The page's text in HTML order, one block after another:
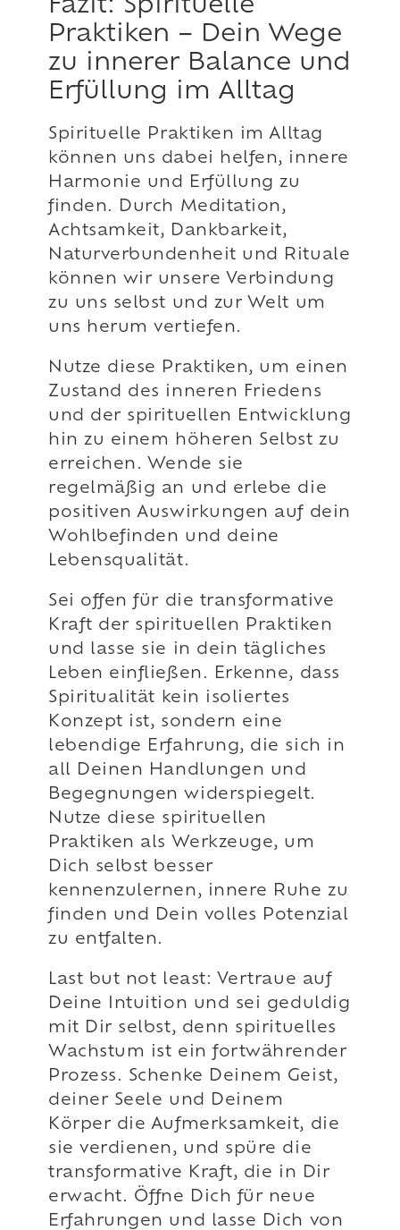
Fazit: Spirituelle
Praktiken – Dein Wege
zu innerer Balance und
Erfüllung im Alltag
Spirituelle Praktiken im Alltag
können uns dabei helfen, innere
Harmonie und Erfüllung zu
finden. Durch Meditation,
Achtsamkeit, Dankbarkeit,
Naturverbundenheit und Rituale
können wir unsere Verbindung
zu uns selbst und zur Welt um
uns herum vertiefen.
Nutze diese Praktiken, um einen
Zustand des inneren Friedens
und der spirituellen Entwicklung
hin zu einem höheren Selbst zu
erreichen. Wende sie
regelmäßig an und erlebe die
positiven Auswirkungen auf dein
Wohlbefinden und deine
Lebensqualität.
Sei offen für die transformative
Kraft der spirituellen Praktiken
und lasse sie in dein tägliches
Leben einfließen. Erkenne, dass
Spiritualität kein isoliertes
Konzept ist, sondern eine
lebendige Erfahrung, die sich in
all Deinen Handlungen und
Begegnungen widerspiegelt.
Nutze diese spirituellen
Praktiken als Werkzeuge, um
Dich selbst besser
kennenzulernen, innere Ruhe zu
finden und Dein volles Potenzial
zu entfalten.
Last but not least: Vertraue auf
Deine Intuition und sei geduldig
mit Dir selbst, denn spirituelles
Wachstum ist ein fortwährender
Prozess. Schenke Deinem Geist,
deiner Seele und Deinem
Körper die Aufmerksamkeit, die
sie verdienen, und spüre die
transformative Kraft, die in Dir
erwacht. Öffne Dich für neue
Erfahrungen und lasse Dich von